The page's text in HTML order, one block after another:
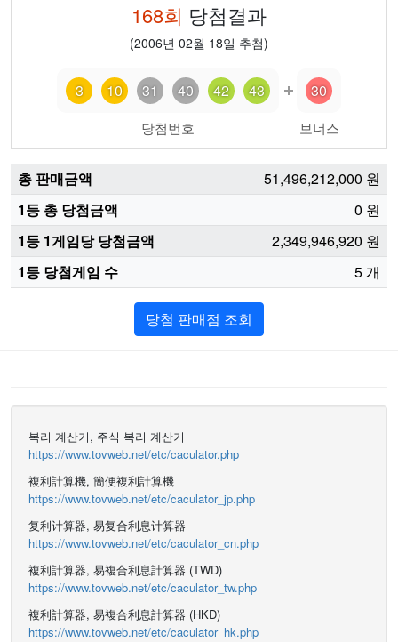
168회 당첨결과
(2006년 02월 18일 추첨)
당첨번호
3 10 31 40 42 43
보너스
30
총 판매금액 51,496,212,000 원
1등 총 당첨금액
0 원
1등 1게임당 당첨금액
2,349,946,920 원
1등 당첨게임 수
5개
당첨 판매점 조회
복리 계산기, 주식 복리 계산기
https://www.tovweb.net/etc/caculator.php
複利計算機, 簡便複利計算機
https://www.tovweb.net/etc/caculator_jp.php
复利计算器, 易复合利息计算器
https://www.tovweb.net/etc/caculator_cn.php
複利計算器, 易複合利息計算器 (TWD)
https://www.tovweb.net/etc/caculator_tw.php
複利計算器, 易複合利息計算器 (HKD)
https://www.tovweb.net/etc/caculator_hk.php